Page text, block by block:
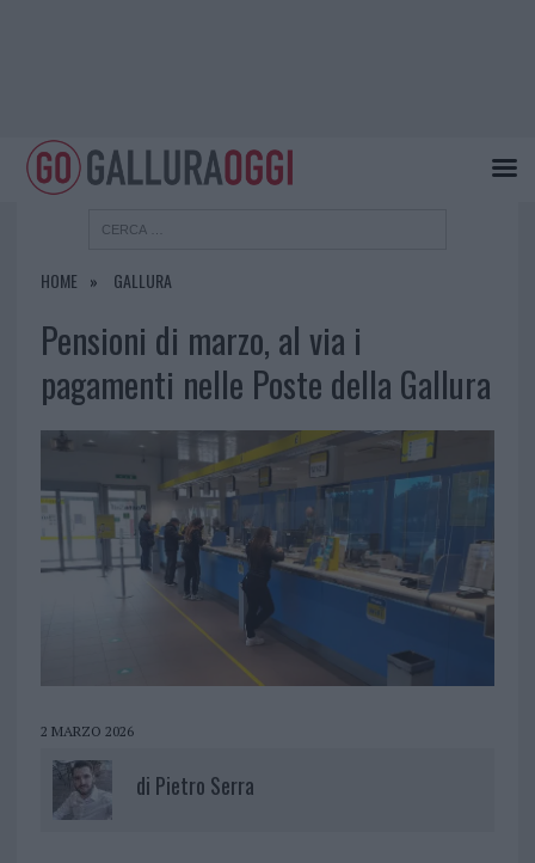
HOME GALLURA
Pensioni di marzo, al via i
pagamenti nelle Poste della Gallura
2 MARZO 2026
di Pietro Serra